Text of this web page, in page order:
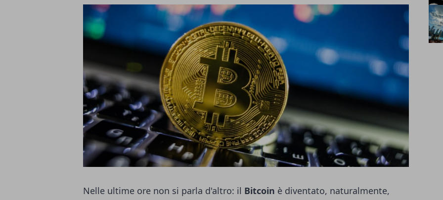
Nelle ultime ore non si parla d'altro: il Bitcoin è diventato, naturalmente,